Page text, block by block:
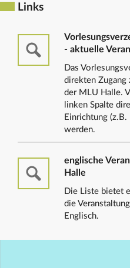
Links
- aktuelle
Das
direkten Zugang
der MLU Halle.
linken Spalte
Einrichtung
werden.
englische
Halle
Die Liste bietet
die
Englisch.